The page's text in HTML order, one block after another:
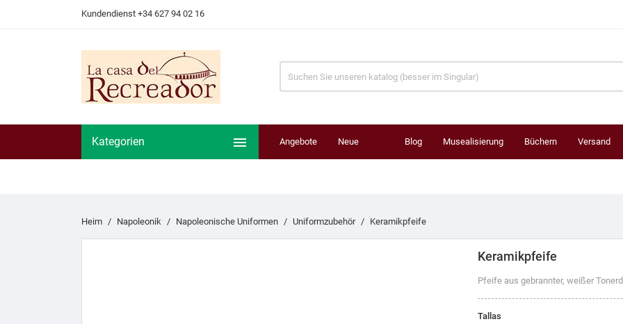
Kundendienst +34 627 94 02 16
Kategorien  Angebote Neue Blog Musealisierung Büchern Versand
Heim Napoleonik Napoleonische Uniformen Uniformzubehör Keramikpfeife
Keramikpfeife
Pfeife aus gebrannter, weißer
Tallas